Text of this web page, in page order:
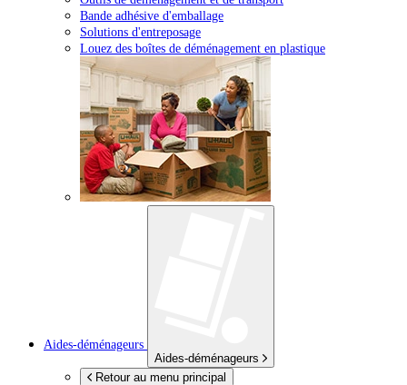
Bande adhésive d'emballage
Solutions d'entreposage
Louez des boîtes de déménagement en plastique
Aides-déménageurs
Aides-déménageurs
Retour au menu principal